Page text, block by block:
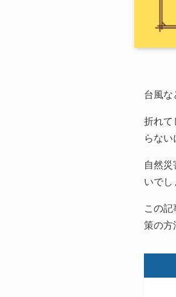
台風な
折れて
らない
自然
いでし
この
策の方